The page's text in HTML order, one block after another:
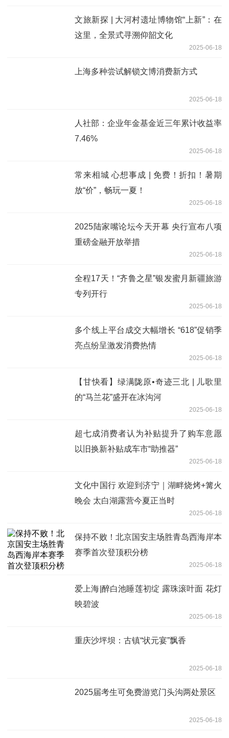
文旅新探 | 大河村遗址博物馆“上新”：在
这里，全景式寻溯仰韶文化
2025-06-18
上海多种尝试解锁文博消费新方式
2025-06-18
人社部：企业年金基金近三年累计收益率
7.46%
2025-06-18
常来相城 心想事成 | 免费！折扣！暑期
放“价”，畅玩一夏！
2025-06-18
2025陆家嘴论坛今天开幕 央行宣布八项
重磅金融开放举措
2025-06-18
全程17天！“齐鲁之星”银发蜜月新疆旅游
专列开行
2025-06-18
多个线上平台成交大幅增长 “618”促销季
亮点纷呈激发消费热情
2025-06-18
【甘快看】绿满陇原•奇迹三北 | 儿歌里
的“马兰花”盛开在冰沟河
2025-06-18
超七成消费者认为补贴提升了购车意愿
以旧换新补贴成车市“助推器”
2025-06-18
文化中国行 欢迎到济宁｜湖畔烧烤+篝火
晚会 太白湖露营今夏正当时
2025-06-18
保持不败！北京国安主场胜青岛西海岸本
赛季首次登顶积分榜
2025-06-18
爱上海|醉白池睡莲初绽 露珠滚叶面 花灯
映碧波
2025-06-18
重庆沙坪坝：古镇“状元宴”飘香
2025-06-18
2025届考生可免费游览门头沟两处景区
2025-06-18